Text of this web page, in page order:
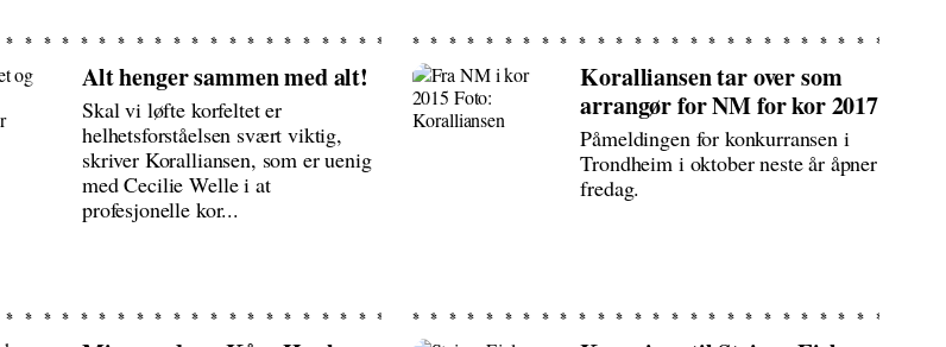
Alt henger sammen med alt!
Skal vi løfte korfeltet er
helhetsforståelsen svært viktig,
skriver Koralliansen, som er uenig
med Cecilie Welle i at
profesjonelle kor...
Koralliansen tar over som
arrangør for NM for kor 2017
Påmeldingen for konkurransen i
Trondheim i oktober neste år åpner
fredag.